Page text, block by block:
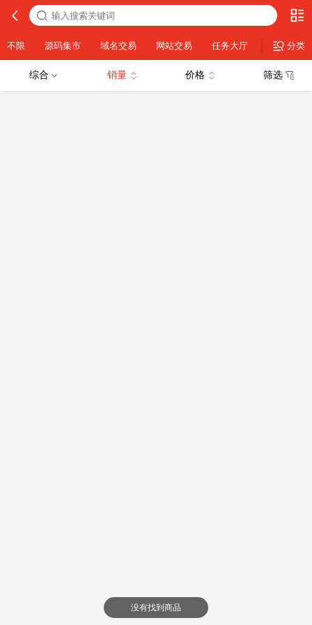
不限 源码集市 域名交易 网站交易 任务大厅 策略交易
分类
综合 销量 价格 筛选
没有找到商品